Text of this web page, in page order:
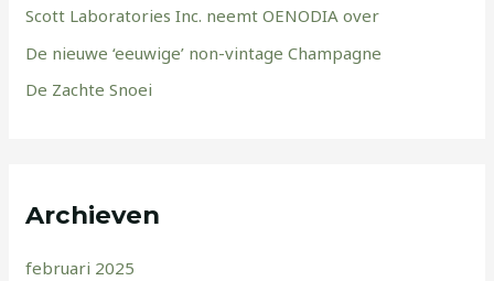
:Scott Laboratories Inc. neemt OENODIA over
De nieuwe ‘eeuwige’ non-vintage Champagne
De Zachte Snoei
Archieven
februari 2025